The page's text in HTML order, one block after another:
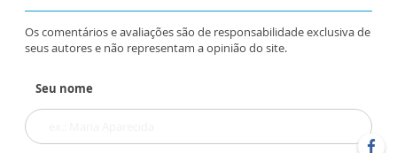
Os comentários e avaliações são de responsabilidade exclusiva de
seus autores e não representam a opinião do site.
Seu nome